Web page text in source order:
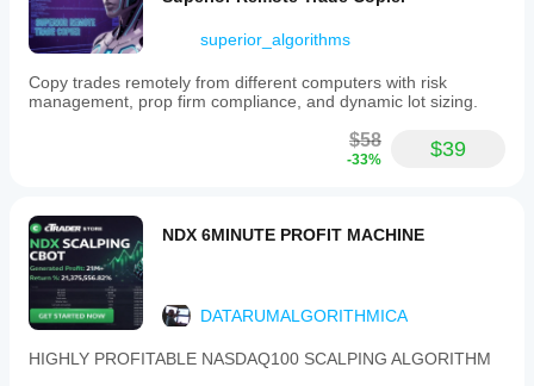
superior_algorithms
Copy trades remotely from different computers with risk
management, prop firm compliance, and dynamic lot sizing.
$58
-33% $39
NDX 6MINUTE PROFIT MACHINE
DATARUMALGORITHMICA
HIGHLY PROFITABLE NASDAQ100 SCALPING ALGORITHM